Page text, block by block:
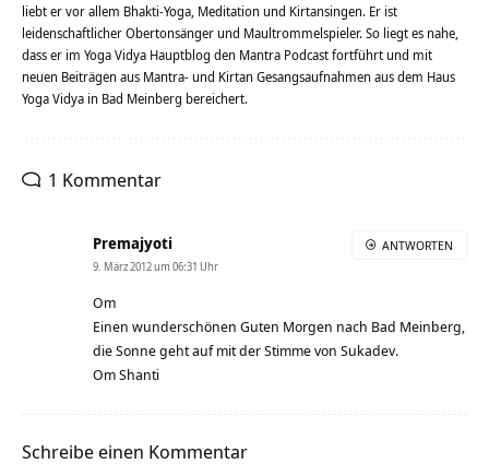
liebt er vor allem Bhakti-Yoga, Meditation und Kirtansingen. Er ist
leidenschaftlicher Obertonsänger und Maultrommelspieler. So liegt es nahe,
dass er im Yoga Vidya Hauptblog den Mantra Podcast fortführt und mit
neuen Beiträgen aus Mantra- und Kirtan Gesangsaufnahmen aus dem Haus
Yoga Vidya in Bad Meinberg bereichert.
1 Kommentar
Premajyoti
9. März 2012 um 06:31 Uhr
Om
Einen wunderschönen Guten Morgen nach Bad Meinberg,
die Sonne geht auf mit der Stimme von Sukadev.
Om Shanti
ANTWORTEN
Schreibe einen Kommentar